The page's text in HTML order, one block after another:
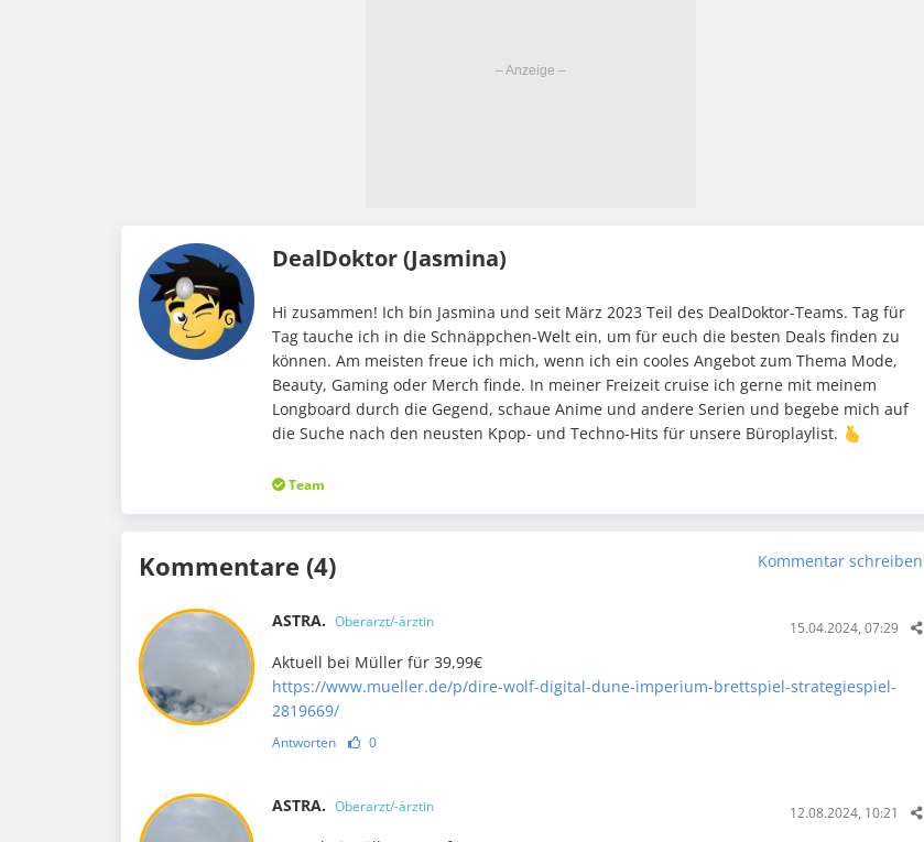
DealDoktor (Jasmina)
Hi zusammen! Ich bin Jasmina und seit März 2023 Teil des DealDoktor-Teams. Tag für
Tag tauche ich in die Schnäppchen-Welt ein, um für euch die besten Deals finden zu
können. Am meisten freue ich mich, wenn ich ein cooles Angebot zum Thema Mode,
Beauty, Gaming oder Merch finde. In meiner Freizeit cruise ich gerne mit meinem
Longboard durch die Gegend, schaue Anime und andere Serien und begebe mich auf
die Suche nach den neusten Kpop- und Techno-Hits für unsere Büroplaylist. 🫰
Team
Kommentare (4) Kommentar schreiben
ASTRA. Oberarzt/-ärztin 15.04.2024, 07:29
Aktuell bei Müller für 39,99€
https://www.mueller.de/p/dire-wolf-digital-dune-imperium-brettspiel-strategiespiel-
2819669/
Antworten 0
ASTRA. Oberarzt/-ärztin 12.08.2024, 10:21